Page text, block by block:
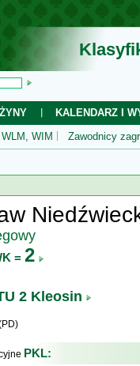
KALENDARZ I
WIM Zawodnicy
= 2
2 Kleosin
PKL: